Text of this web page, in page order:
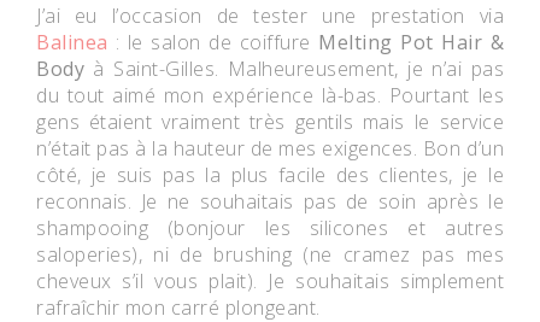
J’ai eu l’occasion de tester une prestation via
Balinea : le salon de coiffure Melting Pot Hair &
Body à Saint-Gilles. Malheureusement, je n’ai pas
du tout aimé mon expérience là-bas. Pourtant les
gens étaient vraiment très gentils mais le service
n’était pas à la hauteur de mes exigences. Bon d’un
côté, je suis pas la plus facile des clientes, je le
reconnais. Je ne souhaitais pas de soin après le
shampooing (bonjour les silicones et autres
saloperies), ni de brushing (ne cramez pas mes
cheveux s’il vous plait). Je souhaitais simplement
rafraîchir mon carré plongeant.